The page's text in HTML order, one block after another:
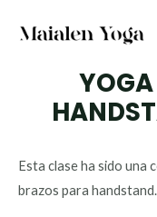
Esta clase ha sido una
brazos para handstand.